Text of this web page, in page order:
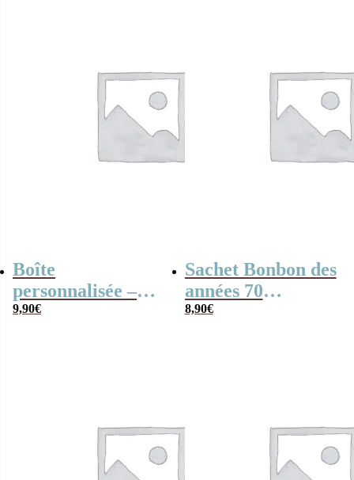
Boîte
personnalisée –
Coeur en chocolat
9,90€
Sachet Bonbon des
années 70
personnalisé –
8,90€